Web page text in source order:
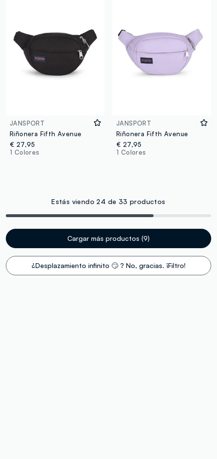
JANSPORT
Riñonera Fifth Avenue
€ 27,95
1 Colores
JANSPORT
Riñonera Fifth Avenue
€ 27,95
1 Colores
Estás viendo 24 de 33 productos
Cargar más productos (9)
¿Desplazamiento infinito 🙄 ? No, gracias. ¡Filtro!